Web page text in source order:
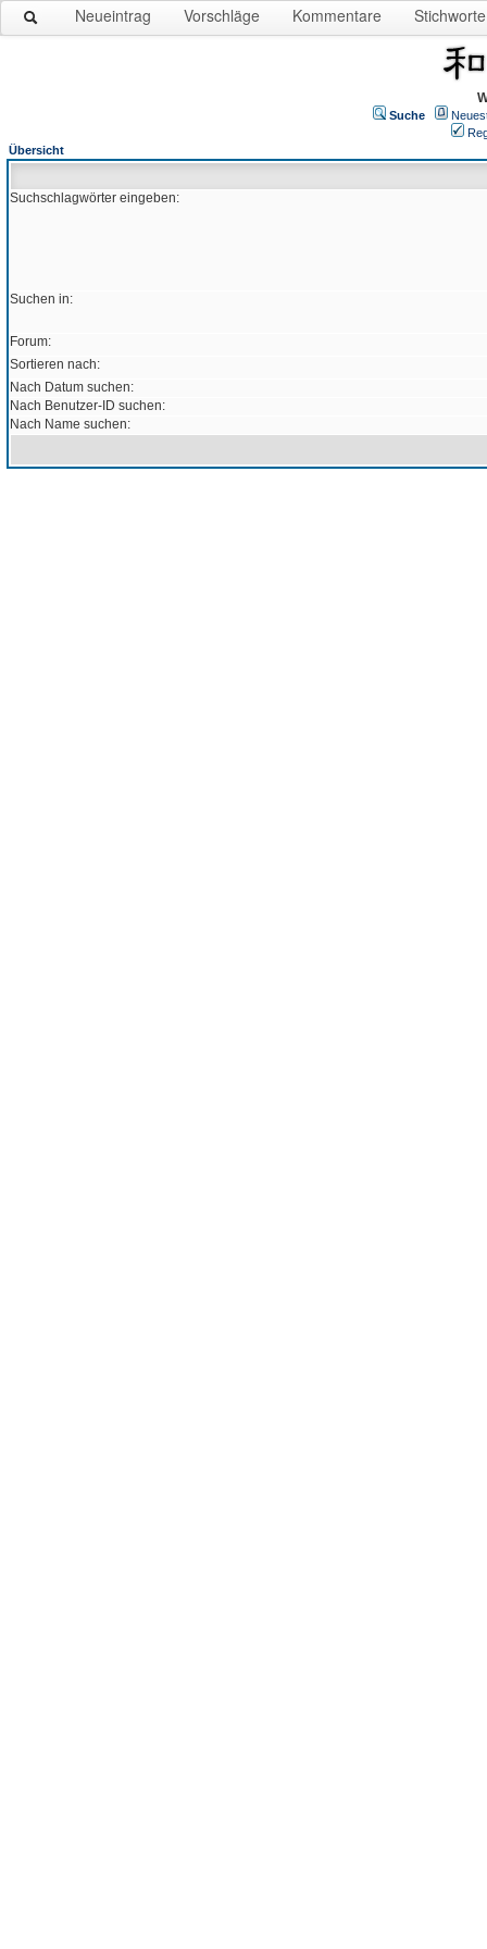
Neueintrag Vorschläge Kommentare Stichworte
Suche
Übersicht
Suchschlagwörter eingeben:
Suchen in:
Forum:
Sortieren nach:
Nach Datum suchen:
Nach Benutzer-ID suchen:
Nach Name suchen: